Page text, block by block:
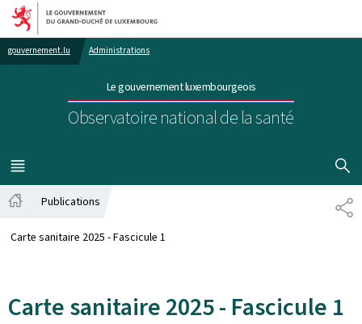
Aller au menu principal
Aller au contenu
gouvernement.lu Administrations
Le gouvernement luxembourgeois
Observatoire national de la santé
MENU
PRINCIPAL
Publications
Carte sanitaire 2025 - Fascicule 1
Carte sanitaire 2025 - Fascicule 1